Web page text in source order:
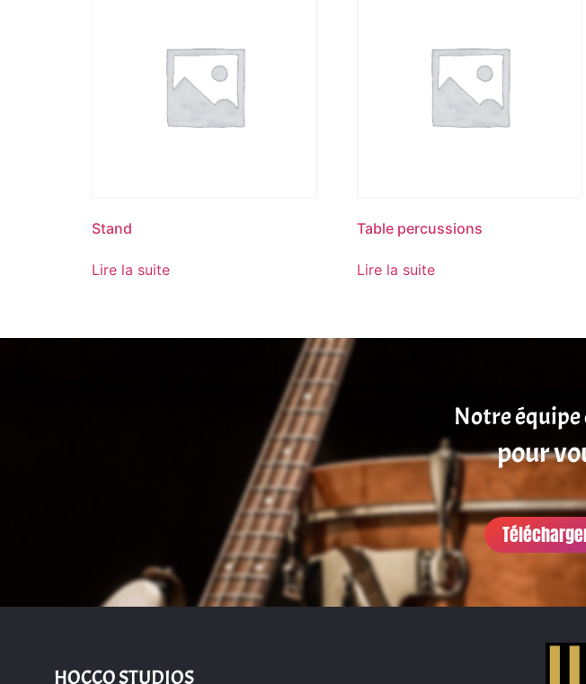
Stand
Lire la suite
Table percussions
Lire la suite
Notre équipe
pour
HOCCO STUDIOS